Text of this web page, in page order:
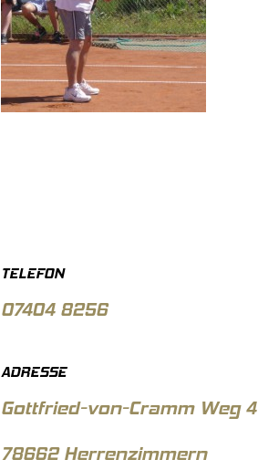
TELEFON
07404 8256
ADRESSE
Gottfried-von-Cramm Weg 4
78662 Herrenzimmern